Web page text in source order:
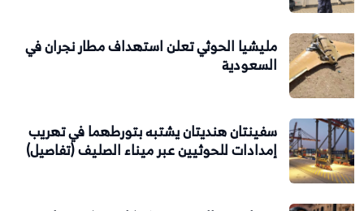
مليشيا الحوثي تعلن استهداف مطار نجران في
السعودية
سفينتان هنديتان يشتبه بتورطهما في تهريب
إمدادات للحوثيين عبر ميناء الصليف (تفاصيل)